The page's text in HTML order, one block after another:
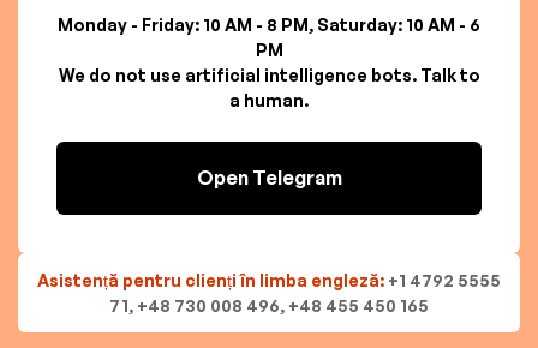
Monday - Friday: 10 AM - 8 PM, Saturday: 10 AM - 6
PM
We do not use artificial intelligence bots. Talk to
a human.
Open Telegram
Asistență pentru clienți în limba engleză: +1 4792 5555
71, +48 730 008 496, +48 455 450 165